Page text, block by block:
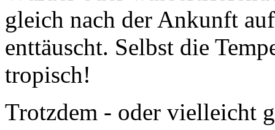
enttäuscht. Selbst die
tropisch!
Trotzdem - oder vielleicht
Vielfalt an Pflanzen und